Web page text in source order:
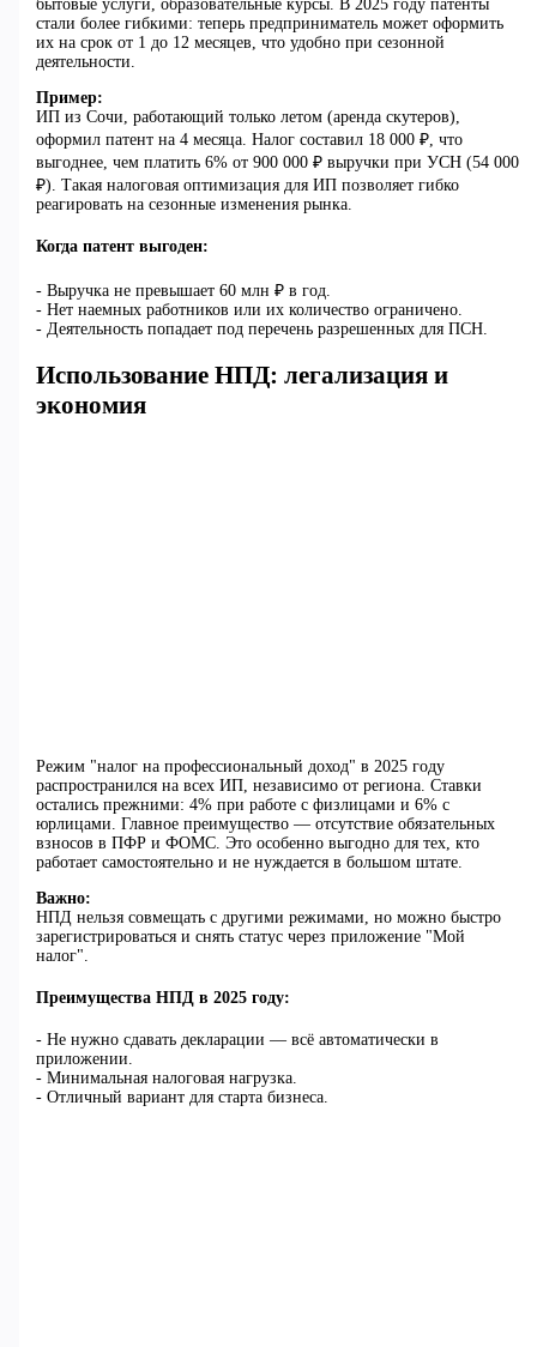
бытовые услуги, образовательные курсы. В 2025 году патенты
стали более гибкими: теперь предприниматель может оформить
их на срок от 1 до 12 месяцев, что удобно при сезонной
деятельности.
Пример:
ИП из Сочи, работающий только летом (аренда скутеров),
оформил патент на 4 месяца. Налог составил 18 000 ₽, что
выгоднее, чем платить 6% от 900 000 ₽ выручки при УСН (54 000
₽). Такая налоговая оптимизация для ИП позволяет гибко
реагировать на сезонные изменения рынка.
Когда патент выгоден:
- Выручка не превышает 60 млн ₽ в год.
- Нет наемных работников или их количество ограничено.
- Деятельность попадает под перечень разрешенных для ПСН.
Использование НПД: легализация и
экономия
Режим "налог на профессиональный доход" в 2025 году
распространился на всех ИП, независимо от региона. Ставки
остались прежними: 4% при работе с физлицами и 6% с
юрлицами. Главное преимущество — отсутствие обязательных
взносов в ПФР и ФОМС. Это особенно выгодно для тех, кто
работает самостоятельно и не нуждается в большом штате.
Важно:
НПД нельзя совмещать с другими режимами, но можно быстро
зарегистрироваться и снять статус через приложение "Мой
налог".
Преимущества НПД в 2025 году:
- Не нужно сдавать декларации — всё автоматически в
приложении.
- Минимальная налоговая нагрузка.
- Отличный вариант для старта бизнеса.